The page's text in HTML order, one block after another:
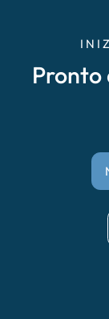
Pronto